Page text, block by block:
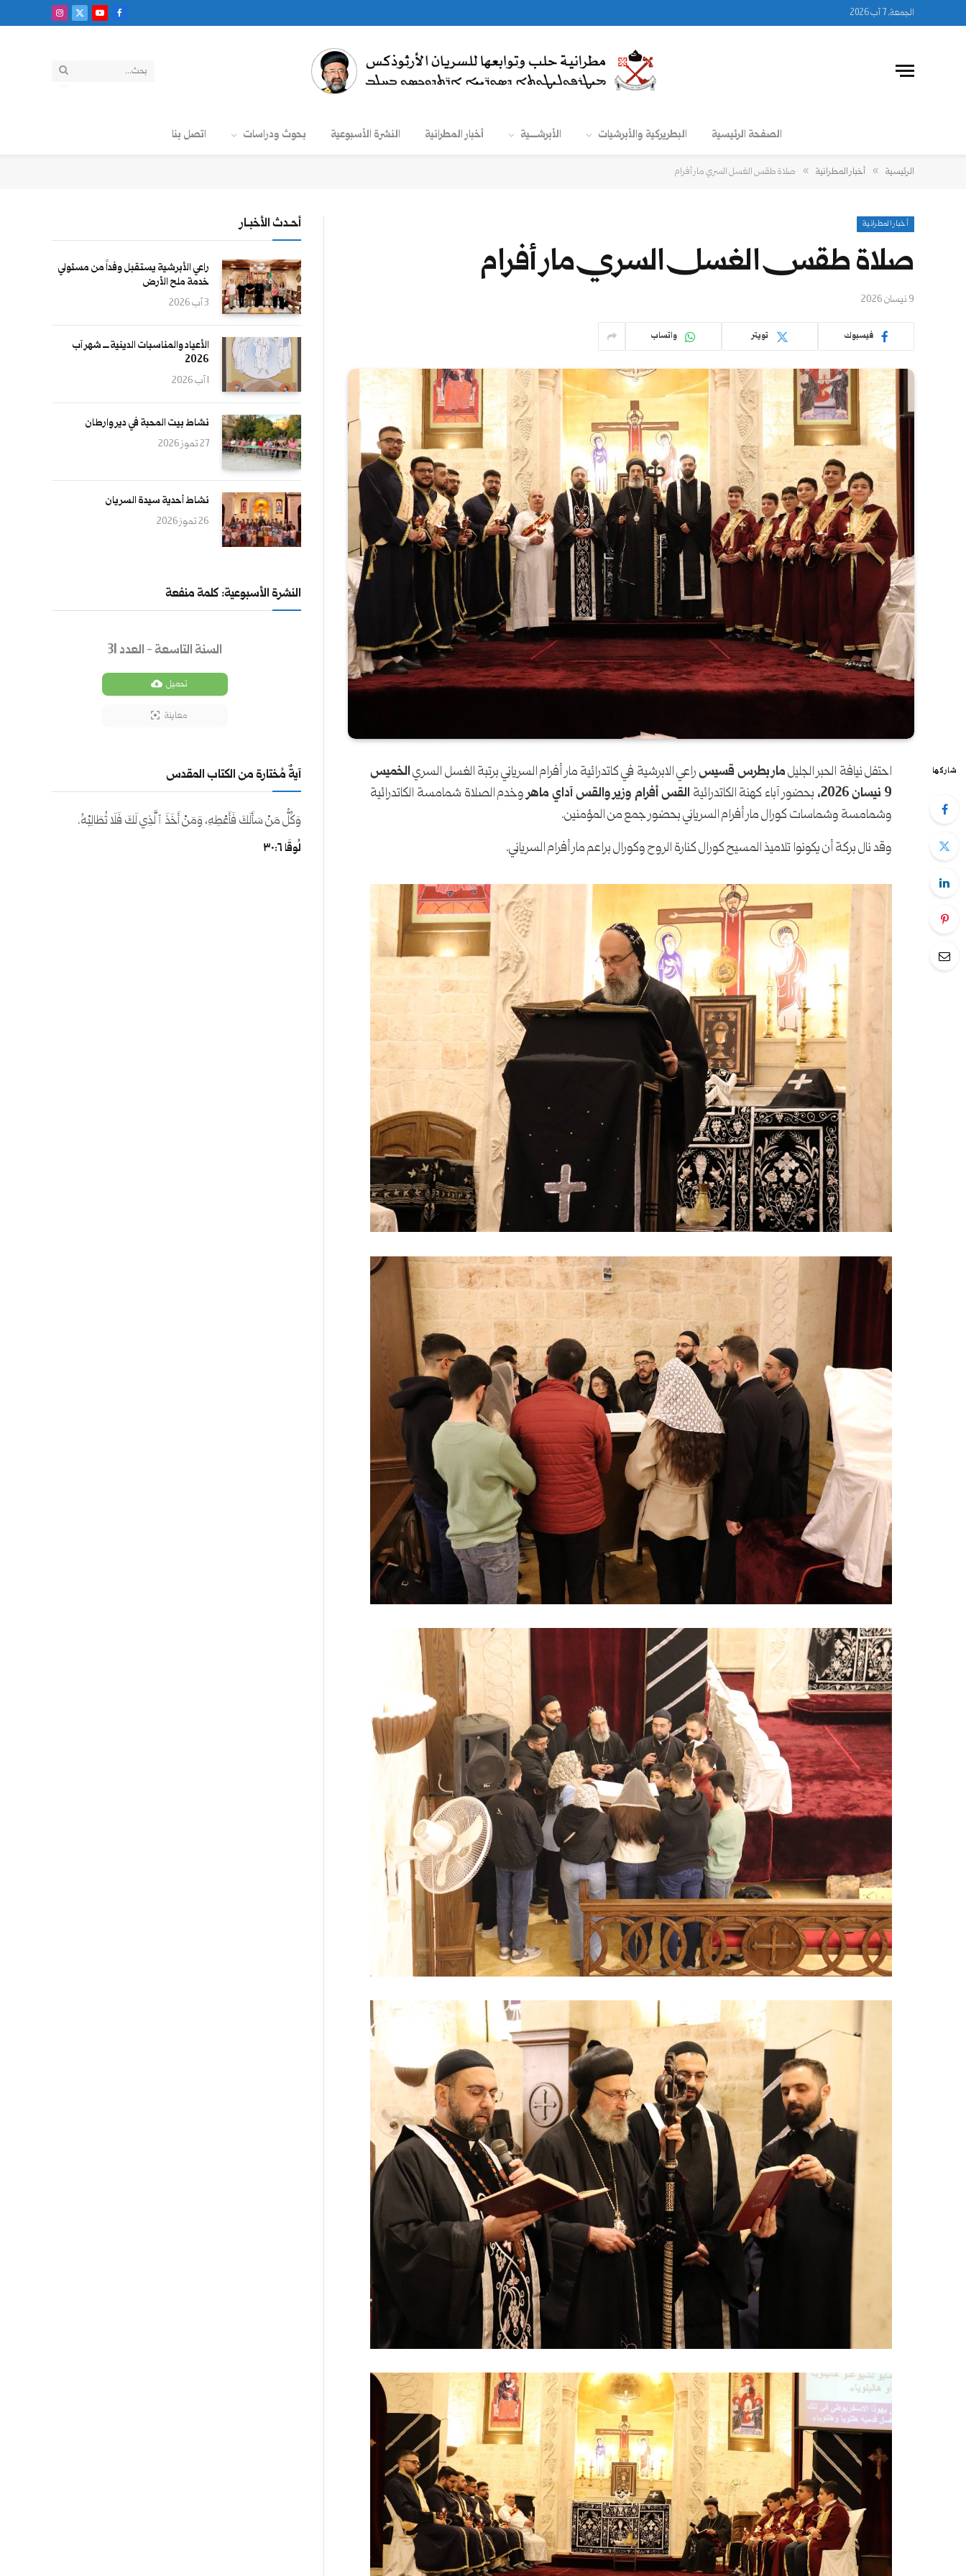
الجمعة, 7 آب 2026 فيسبوكيوتيوب
X
الانستغرام
الصفحة الرئيسية البطريركية والأبرشيات الأبرشـــــية أخبار المطرانية النشرة الأسبوعية بحوث ودراسات اتصل بنا
الرئيسية » أخبار المطرانية » صلاة طقس الغسل السري مار أفرام
أخبار المطرانية
صلاة طقس الغسل السري مار أفرام
9 نيسان 2026
فيسبوك تويتر واتساب
شاركها احتفل نيافة الحبر الجليلمار بطرس قسيسراعي الابرشية في كاتدرائية مار أفرام السرياني برتبة الغسل السريالخميس
9 نيسان 2026،
بحضور آباء كهنة الكاتدرائية القس أفرام وزير والقس آداي ماهروخدم الصلاة شمامسة الكاتدرائية
وشمامسة وشماسات كورال مار أفرام السرياني بحضور جمع من المؤمنين.
وقد نال بركة أن يكونوا تلاميذ المسيح كورال كنارة الروح وكورال براعم مار أفرام السرياني.
أحــدث الأخبــار
راعي الأبرشية يستقبل وفداً من مسئولي
خدمة ملح الأرض
3 آب 2026
الأعياد والمناسبات الدينية ــــ شهر آب
2026
1 آب 2026
نشاط بيت المحبة في دير وارطان
27 تموز 2026
نشاط أحدية سيدة السريان
26 تموز 2026
النشرة الأسبوعية: كلمة منفعة
السنة التاسعة - العدد 31
تحميل
معاينة
آيةٌ مُختارة من الكتاب المقدس
وَكُلُّ مَنْ سَأَلَكَ فَأَعْطِهِ، وَمَنْ أَخَذَ ٱلَّذِي لَكَ فَلَا تُطَالِبْهُ.
لُوقَا ٦:‏٣٠